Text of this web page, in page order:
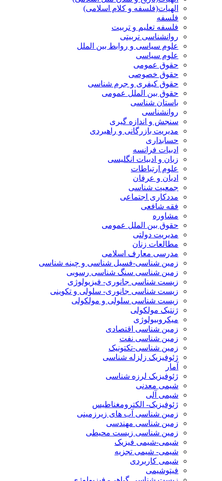
الهیات(فلسفه و کلام اسلامی)
فلسفه
فلسفه تعلیم و تربیت
روانشناسی تربیتی
علوم سیاسی و روابط بین الملل
علوم سیاسی
حقوق عمومی
حقوق خصوصی
حقوق کیفری و جرم شناسی
حقوق بین الملل عمومی
باستان شناسی
روانشناسی
سنجش و اندازه گیری
مدیریت بازرگانی و راهبردی
حسابداری
ادبیات فرانسه
زبان و ادبیات انگلیسی
علوم ارتباطات
ادیان و عرفان
جمعیت شناسی
مددکاری اجتماعی
فقه شافعی
مشاوره
حقوق بین الملل عمومی
مدیریت دولتی
مطالعات زنان
مدرسی معارف اسلامی
زمین شناسی-فسیل شناسی و چینه شناسی
زمین شناسی سنگ شناسی رسوبی
زیست شناسی جانوری- فیزیولوژی
زیست شناسی جانوری- سلولی و تکوینی
زیست شناسی سلولی و مولکولی
ژنتیک مولکولی
میکروبیولوژی
زمین شناسی اقتصادی
زمین شناسی نفت
زمین شناسی-تکتونیک
ژئوفیزیک زلزله شناسی
آمار
ژئوفیزیک لرزه شناسی
شیمی معدنی
شیمی آلی
ژئوفیزیک- الکترومغناطیس
زمین شناسی آب های زیرزمینی
زمین شناسی مهندسی
زمین شناسی زیست محیطی
شیمی-شیمی فیزیک
شیمی- شیمی تجزیه
شیمی کاربردی
فیتوشیمی